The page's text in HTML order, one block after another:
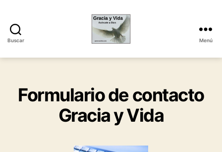
Buscar
y
Menú
Formulario de contacto
Gracia y Vida